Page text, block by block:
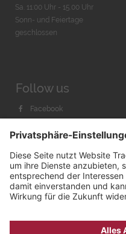
Sa. 11:00 Uhr - 15.00 Uhr
Sonn- und Feiertage
geschlossen
Follow us
Facebook
Youtube